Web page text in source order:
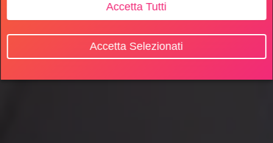
Accetta Tutti
Accetta Selezionati